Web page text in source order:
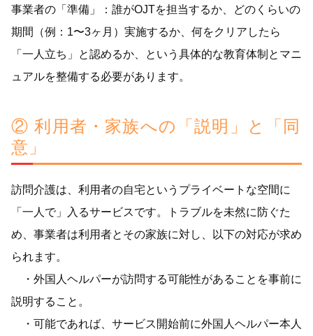
事業者の「準備」：誰がOJTを担当するか、どのくらいの
期間（例：1〜3ヶ月）実施するか、何をクリアしたら
「一人立ち」と認めるか、という具体的な教育体制とマニ
ュアルを整備する必要があります。
② 利用者・家族への「説明」と「同
意」
訪問介護は、利用者の自宅というプライベートな空間に
「一人で」入るサービスです。トラブルを未然に防ぐた
め、事業者は利用者とその家族に対し、以下の対応が求め
られます。
・外国人ヘルパーが訪問する可能性があることを事前に
説明すること。
・可能であれば、サービス開始前に外国人ヘルパー本人